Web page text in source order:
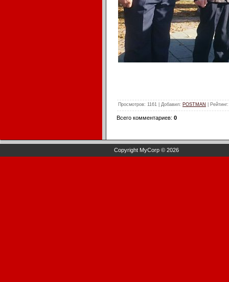
Просмотров: 1161 | Добавил: POSTMAN Рейтинг
Всего комментариев: 0
Copyright MyCorp © 2026